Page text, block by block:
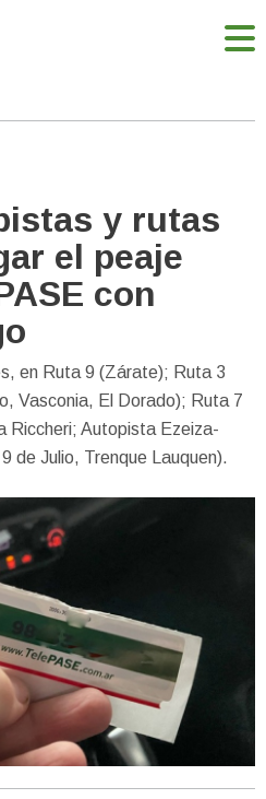
y rutas
el peaje
con
en Ruta 9 (Zárate); Ruta 3
Vasconia, El Dorado); Ruta 7
Riccheri; Autopista Ezeiza-
de Julio, Trenque Lauquen).